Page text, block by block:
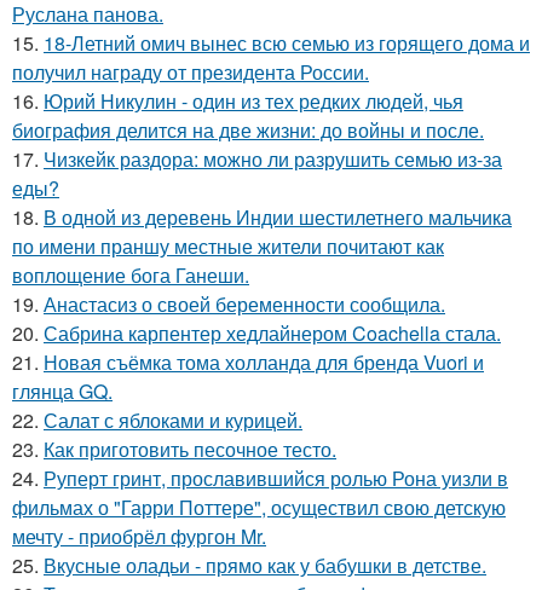
Руслана панова.
15. 18-Летний омич вынес всю семью из горящего дома и
получил награду от президента России.
16. Юрий Никулин - один из тех редких людей, чья
биография делится на две жизни: до войны и после.
17. Чизкейк раздора: можно ли разрушить семью из-за
еды?
18. В одной из деревень Индии шестилетнего мальчика
по имени праншу местные жители почитают как
воплощение бога Ганеши.
19. Анастасиз о своей беременности сообщила.
20. Сабрина карпентер хедлайнером Coachella стала.
21. Новая съёмка тома холланда для бренда Vuori и
глянца GQ.
22. Салат с яблоками и курицей.
23. Как приготовить песочное тесто.
24. Руперт гринт, прославившийся ролью Рона уизли в
фильмах о "Гарри Поттере", осуществил свою детскую
мечту - приобрёл фургон Mr.
25. Вкусные оладьи - прямо как у бабушки в детстве.